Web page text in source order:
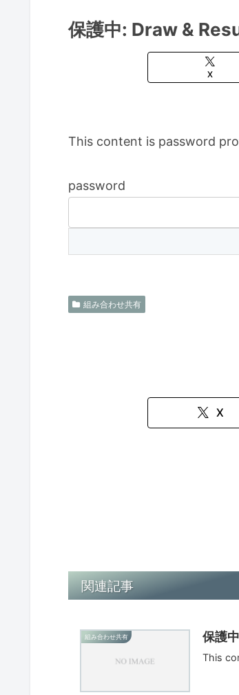
保護中: Draw &
X
This content is password
password
組み合わせ共有
X
関連記事
組み合わせ共有 保護
This